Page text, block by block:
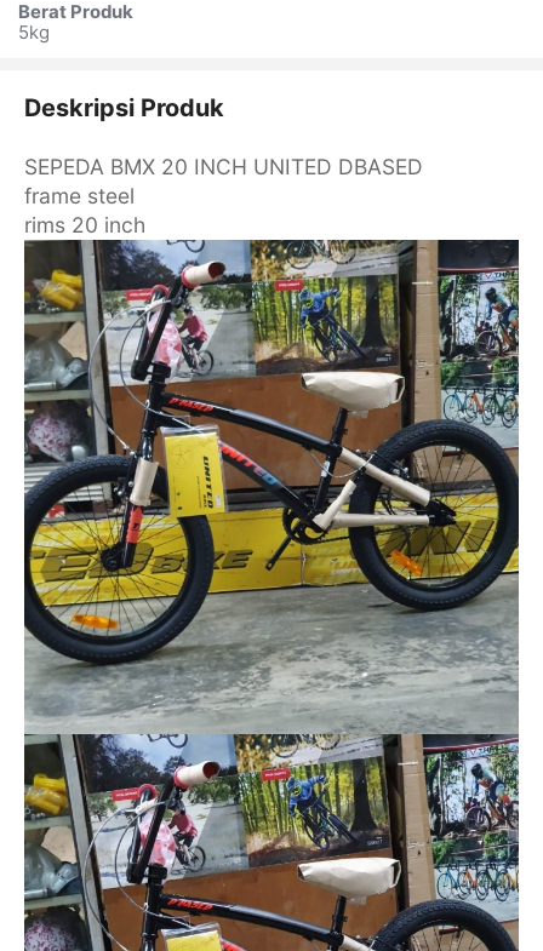
Berat Produk
5kg
Deskripsi Produk
SEPEDA BMX 20 INCH UNITED DBASED
frame steel
rims 20 inch